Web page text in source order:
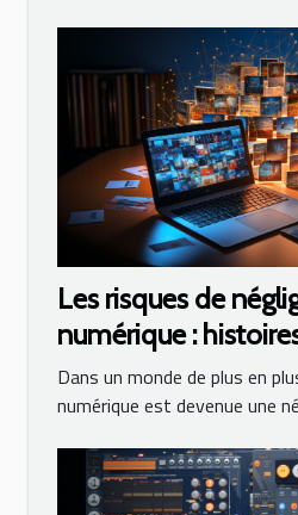
Les risques de
numérique :
Dans un monde de plus en
numérique est devenue une